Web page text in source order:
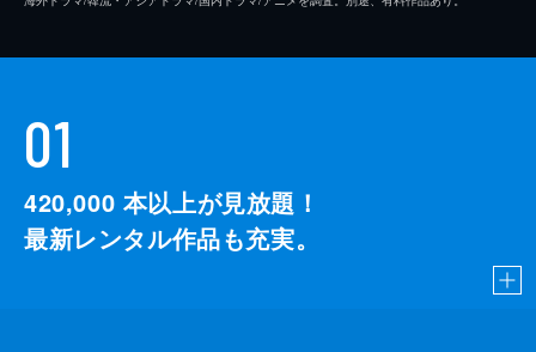
01
420,000 本以上が見放題！
最新レンタル作品も充実。